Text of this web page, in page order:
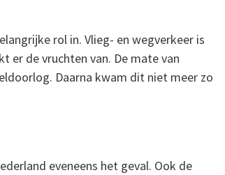
rol in. Vlieg- en wegverkeer is
er de vruchten van. De mate van
Daarna kwam dit niet meer zo
eveneens het geval. Ook de